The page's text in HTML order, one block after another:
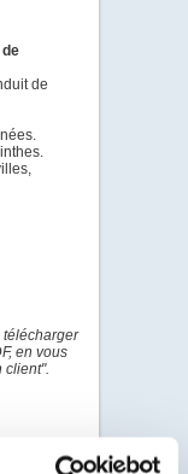
de
télécharger
en vous
client".